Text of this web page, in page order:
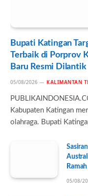
Bupati Katingan
Terbaik di Porprov
Baru Resmi Dilantik
05/08/2026 KALIMANTAN
Kabupaten Katingan
olahraga. Bupati
05/08/